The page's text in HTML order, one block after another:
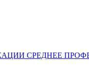
СРЕДНЕЕ